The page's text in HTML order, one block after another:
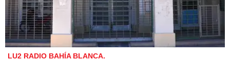
LU2 RADIO BAHÍA BLANCA.